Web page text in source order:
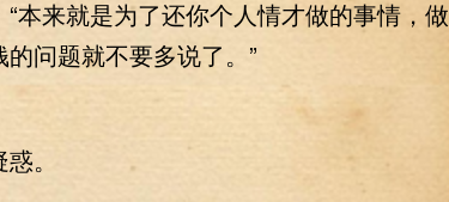
来就是为了还你个人情才做的事情，做
问题就不要多说了。”
。